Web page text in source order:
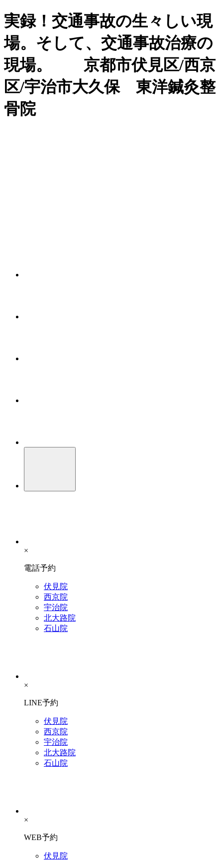
実録！交通事故の生々しい現
場。そして、交通事故治療の
現場。 京都市伏見区/西京
区/宇治市大久保 東洋鍼灸整
骨院
×
電話予約
伏見院
西京院
宇治院
北大路院
石山院
×
LINE予約
伏見院
西京院
宇治院
北大路院
石山院
×
WEB予約
伏見院